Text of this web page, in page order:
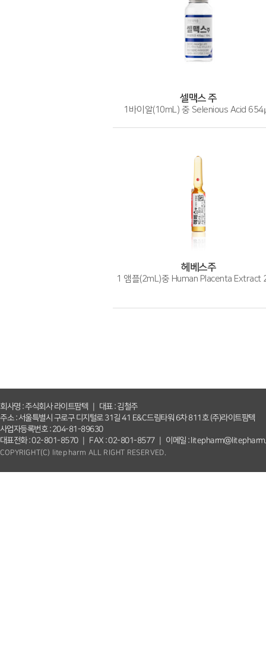
셀맥스 주
1바이알(10mL) 중 Selenious Acid
헤베스주
1 앰플(2mL)중 Human Placenta Extract
회사명 : 주식회사 라이트팜텍 ｜ 대표 : 김철주
주소 : 서울특별시 구로구 디지털로 31길 41 E&C드림타워 6차 811호 (주)라이트팜텍
사업자등록번호 : 204-81-89630
대표전화 : 02-801-8570 ｜ FAX : 02-801-8577 ｜ 이메일 :
COPYRIGHT(C) litepharm ALL RIGHT RESERVED.